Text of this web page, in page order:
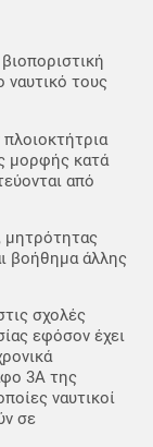
τους
μορφής κατά
από
μητρότητας
βοήθημα άλλης
σχολές
εφόσον έχει
3Α της
ναυτικοί
σε